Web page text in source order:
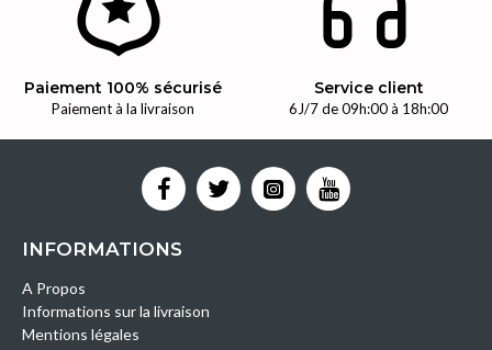
Paiement 100% sécurisé
Paiement à la livraison
Service client
6J/7 de 09h:00 à 18h:00
INFORMATIONS
A Propos
Informations sur la livraison
Mentions légales